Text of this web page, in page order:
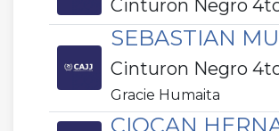
Cinturon Negro
SEBASTIAN
Cinturon Negro
Gracie Humaita
CIOCAN